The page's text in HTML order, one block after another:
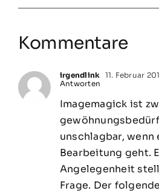
Kommentare
irgendlink 11. Februar
Antworten
Imagemagick ist
unschlagbar, wenn
Bearbeitung geht.
Angelegenheit
Frage. Der